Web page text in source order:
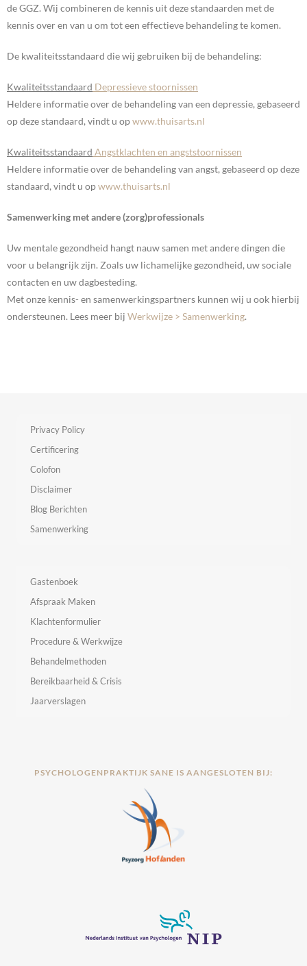
de GGZ. Wij combineren de kennis uit deze standaarden met de
kennis over en van u om tot een effectieve behandeling te komen.
De kwaliteitsstandaard die wij gebruiken bij de behandeling:
Kwaliteitsstandaard Depressieve stoornissen
Heldere informatie over de behandeling van een depressie, gebaseerd
op deze standaard, vindt u opwww.thuisarts.nl
Kwaliteitsstandaard Angstklachten en angststoornissen
Heldere informatie over de behandeling van angst, gebaseerd op deze
standaard, vindt u opwww.thuisarts.nl
Samenwerking met andere (zorg)professionals
Uw mentale gezondheid hangt nauw samen met andere dingen die
voor u belangrijk zijn. Zoals uw lichamelijke gezondheid, uw sociale
contacten en uw dagbesteding.
Met onze kennis- en samenwerkingspartners kunnen wij u ook hierbij
ondersteunen. Lees meer bij Werkwijze > Samenwerking.
Privacy Policy
Certificering
Colofon
Disclaimer
Blog Berichten
Samenwerking
Gastenboek
Afspraak Maken
Klachtenformulier
Procedure & Werkwijze
Behandelmethoden
Bereikbaarheid & Crisis
Jaarverslagen
PSYCHOLOGENPRAKTIJK SANE IS AANGESLOTEN BIJ: